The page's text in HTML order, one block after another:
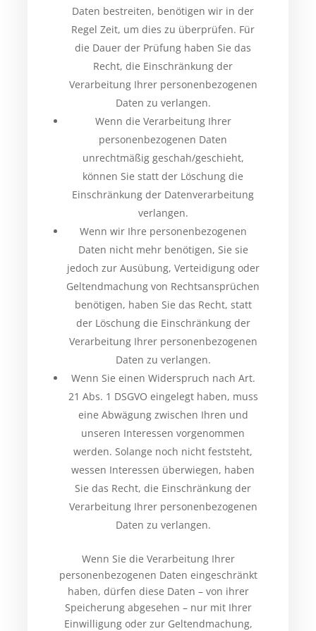
Daten bestreiten, benötigen wir in der
Regel Zeit, um dies zu überprüfen. Für
die Dauer der Prüfung haben Sie das
Recht, die Einschränkung der
Verarbeitung Ihrer personenbezogenen
Daten zu verlangen.
Wenn die Verarbeitung Ihrer
personenbezogenen Daten
unrechtmäßig geschah/geschieht,
können Sie statt der Löschung die
Einschränkung der Datenverarbeitung
verlangen.
Wenn wir Ihre personenbezogenen
Daten nicht mehr benötigen, Sie sie
jedoch zur Ausübung, Verteidigung oder
Geltendmachung von Rechtsansprüchen
benötigen, haben Sie das Recht, statt
der Löschung die Einschränkung der
Verarbeitung Ihrer personenbezogenen
Daten zu verlangen.
Wenn Sie einen Widerspruch nach Art.
21 Abs. 1 DSGVO eingelegt haben, muss
eine Abwägung zwischen Ihren und
unseren Interessen vorgenommen
werden. Solange noch nicht feststeht,
wessen Interessen überwiegen, haben
Sie das Recht, die Einschränkung der
Verarbeitung Ihrer personenbezogenen
Daten zu verlangen.
Wenn Sie die Verarbeitung Ihrer
personenbezogenen Daten eingeschränkt
haben, dürfen diese Daten – von ihrer
Speicherung abgesehen – nur mit Ihrer
Einwilligung oder zur Geltendmachung,